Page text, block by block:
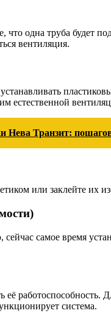
что одна труба будет
вентиляция.
естественной
Нева Транзит:
или заклейте их
самое время
система.